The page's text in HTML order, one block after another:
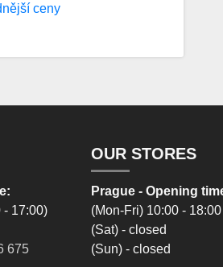
ceny
- 17:00)
675
OUR STORES
Prague - Opening
(Mon-Fri) 10:00 - 18:00
(Sat) - closed
(Sun) - closed